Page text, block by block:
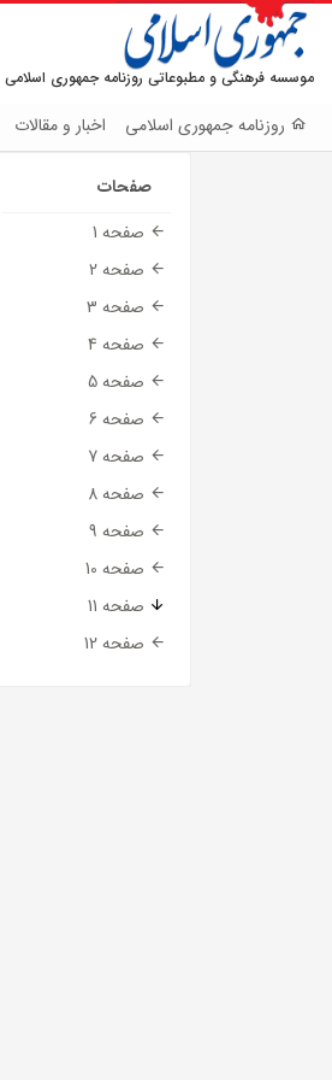
موسسه فرهنگی و مطبوعاتی روزنامه جمهوری اسلامی
روزنامه جمهوری اسلامی اخبار و مقالات
صفحات
صفحه 1
صفحه 2
صفحه 3
صفحه 4
صفحه 5
صفحه 6
صفحه 7
صفحه 8
صفحه 9
صفحه 10
صفحه 11
صفحه 12